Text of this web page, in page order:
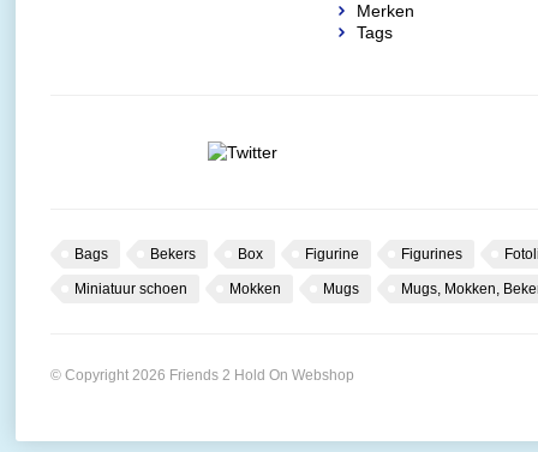
Merken
Tags
Bags Bekers Box Figurine Figurines
Miniatuur schoen Mokken Mugs Mugs, Mokken,
© Copyright 2026 Friends 2 Hold On Webshop